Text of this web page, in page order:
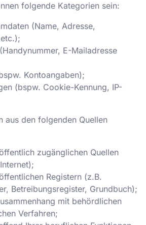
folgende Kategorien sein:
(Name, Adresse,
E-Mailadresse
Kontoangaben);
(bspw. Cookie-Kennung, IP-
aus den folgenden Quellen
zugänglichen Quellen
Registern (z.B.
Betreibungsregister, Grundbuch);
mit behördlichen
Verfahren;